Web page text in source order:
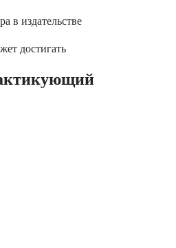
в издательстве
достигать